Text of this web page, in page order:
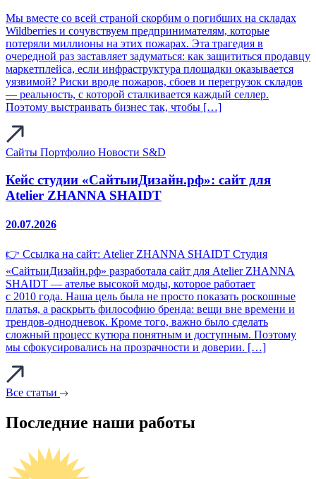
Мы вместе со всей страной скорбим о погибших на складах
Wildberries и сочувствуем предпринимателям, которые
потеряли миллионы на этих пожарах. Эта трагедия в
очередной раз заставляет задуматься: как защититься продавцу
маркетплейса, если инфраструктура площадки оказывается
уязвимой? Риски вроде пожаров, сбоев и перегрузок складов
— реальность, с которой сталкивается каждый селлер.
Поэтому выстраивать бизнес так, чтобы […]
Сайты Портфолио Новости S&D
Кейс студии «СайтыиДизайн.рф»: сайт для
Atelier ZHANNA SHAIDT
20.07.2026
👉 Ссылка на сайт: Atelier ZHANNA SHAIDT Студия
«СайтыиДизайн.рф» разработала сайт для Atelier ZHANNA
SHAIDT — ателье высокой моды, которое работает
с 2010 года. Наша цель была не просто показать роскошные
платья, а раскрыть философию бренда: вещи вне времени и
трендов‑однодневок. Кроме того, важно было сделать
сложный процесс кутюра понятным и доступным. Поэтому
мы сфокусировались на прозрачности и доверии. […]
Все статьи
Последние наши работы